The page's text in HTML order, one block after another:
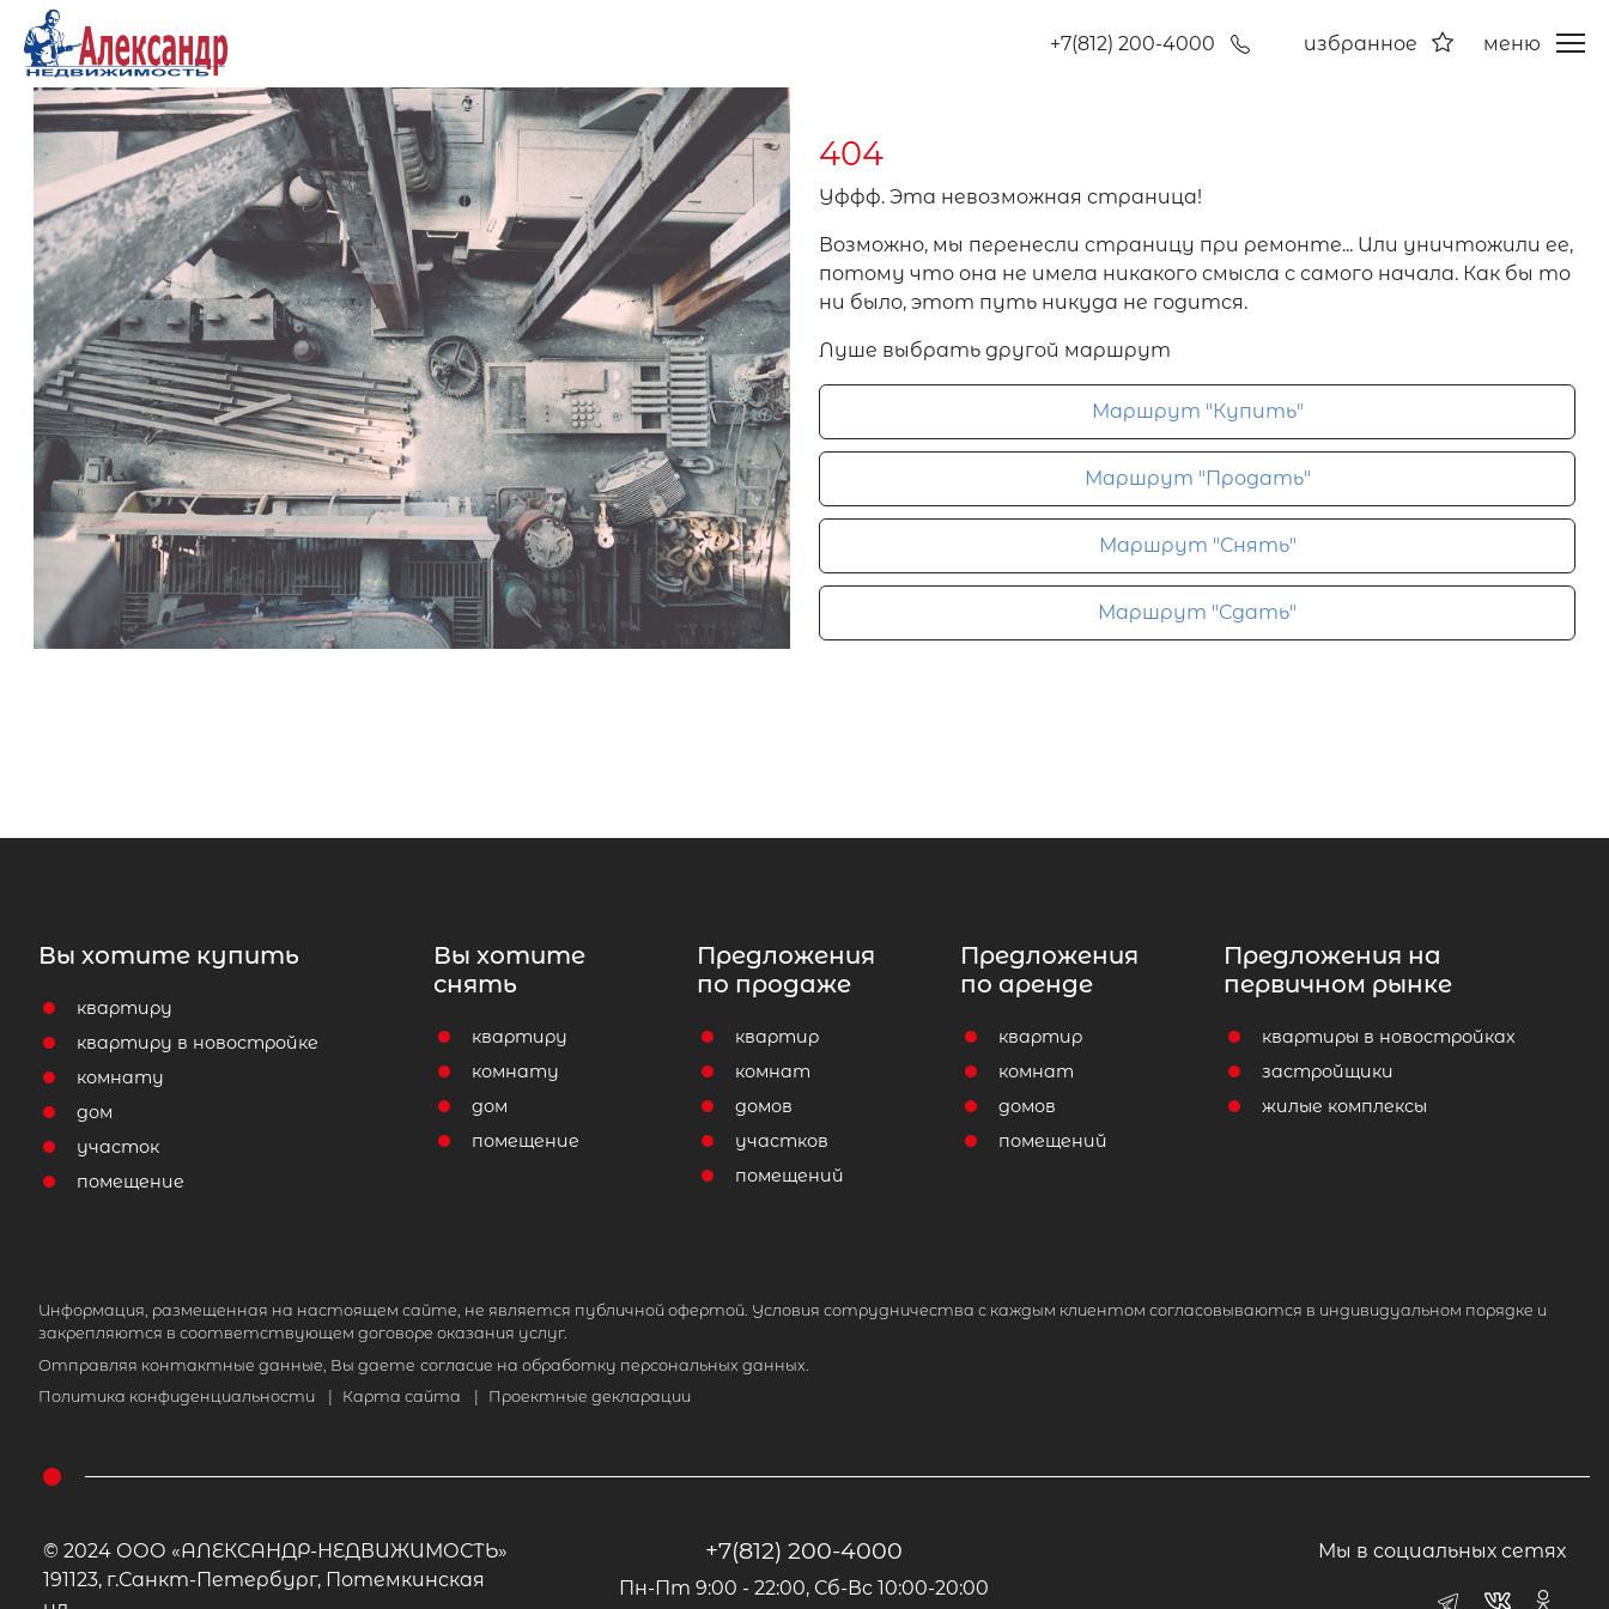
+7(812) 200-4000 избранное меню
404
Уффф. Эта невозможная страница!
Возможно, мы перенесли страницу при ремонте... Или уничтожили ее,
потому что она не имела никакого смысла с самого начала. Как бы то
ни было, этот путь никуда не годится.
Луше выбрать другой маршрут
Маршрут "Купить"
Маршрут "Продать"
Маршрут "Снять"
Маршрут "Сдать"
Вы хотите купить
квартиру
квартиру в новостройке
комнату
дом
участок
помещение
Вы хотите
снять
квартиру
комнату
дом
помещение
Предложения
по продаже
квартир
комнат
домов
участков
помещений
Предложения
по аренде
квартир
комнат
домов
помещений
Предложения на
первичном рынке
квартиры в новостройках
застройщики
жилые комплексы
Информация, размещенная на настоящем сайте, не является публичной офертой. Условия сотрудничества с каждым клиентом согласовываются в индивидуальном порядке и
закрепляются в соответствующем договоре оказания услуг.
Отправляя контактные данные, Вы даете согласие на обработку персональных данных.
Политика конфиденциальности
Карта сайта Проектные декларации
© 2024 ООО «АЛЕКСАНДР-НЕДВИЖИМОСТЬ»
191123, г.Санкт-Петербург, Потемкинская
+7(812) 200-4000
Пн-Пт 9:00 - 22:00, Сб-Вс 10:00-20:00
Мы в социальных сетях